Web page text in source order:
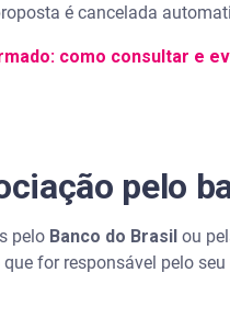
é cancelada
como consultar e
pelo
pelo Banco do Brasil ou
for responsável pelo